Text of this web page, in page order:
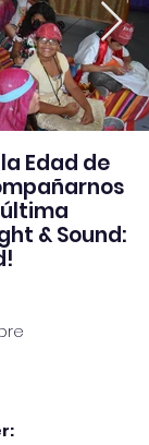
Edad de
& Sound: